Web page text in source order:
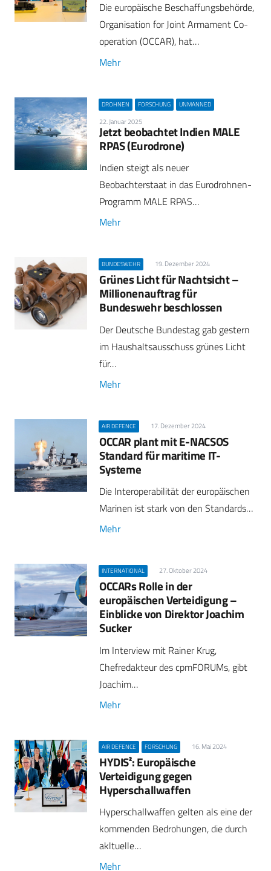
Die europäische Beschaffungsbehörde,
Organisation for Joint Armament Co-
operation (OCCAR), hat…
Mehr
DROHNEN FORSCHUNG UNMANNED
22. Januar 2025
Jetzt beobachtet Indien MALE
RPAS (Eurodrone)
Indien steigt als neuer
Beobachterstaat in das Eurodrohnen-
Programm MALE RPAS…
Mehr
BUNDESWEHR 19. Dezember 2024
Grünes Licht für Nachtsicht –
Millionenauftrag für
Bundeswehr beschlossen
Der Deutsche Bundestag gab gestern
im Haushaltsausschuss grünes Licht
für…
Mehr
AIR DEFENCE 17. Dezember 2024
OCCAR plant mit E-NACSOS
Standard für maritime IT-
Systeme
Die Interoperabilität der europäischen
Marinen ist stark von den Standards…
Mehr
INTERNATIONAL 27. Oktober 2024
OCCARs Rolle in der
europäischen Verteidigung –
Einblicke von Direktor Joachim
Sucker
Im Interview mit Rainer Krug,
Chefredakteur des cpmFORUMs, gibt
Joachim…
Mehr
AIR DEFENCE FORSCHUNG 16. Mai 2024
HYDIS²: Europäische
Verteidigung gegen
Hyperschallwaffen
Hyperschallwaffen gelten als eine der
kommenden Bedrohungen, die durch
akltuelle…
Mehr